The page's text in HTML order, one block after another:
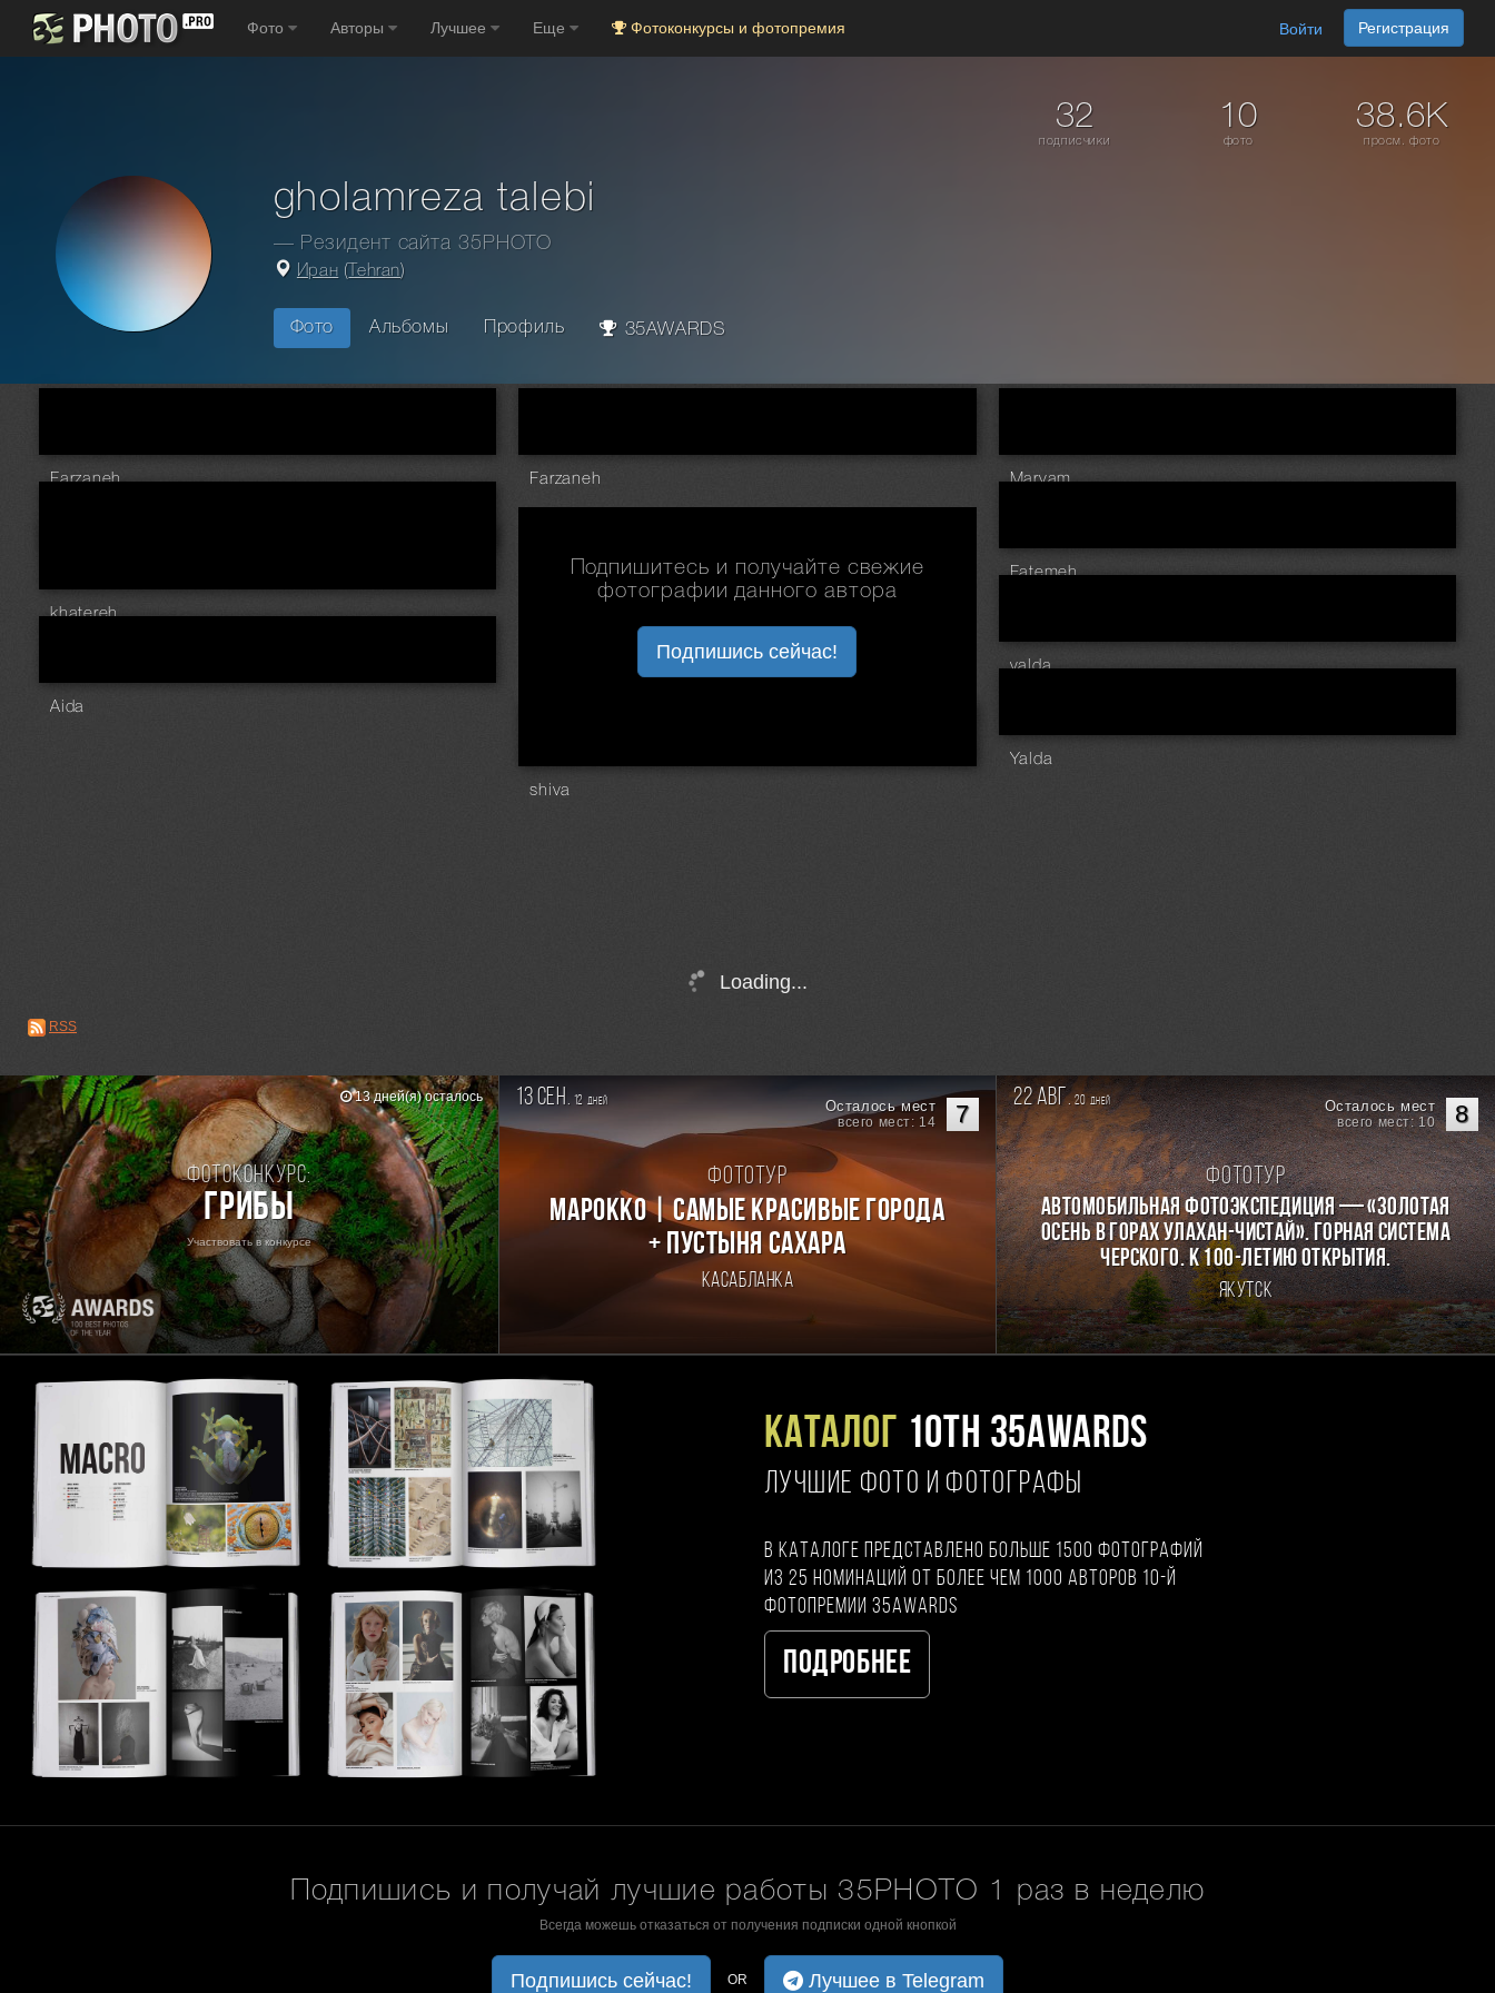
Фото Авторы Лучшее Еще Фотоконкурсы и фотопремия Войти Регистрация
32
подписчики
10
фото
38.6K
просм. фото
gholamreza talebi
— Резидент сайта 35PHOTO
Иран ( Tehran)
Фото Альбомы Профиль 35AWARDS
Farzaneh Farzaneh Maryam
Подпишитесь и получайте свежие
фотографии данного автора
Подпишись сейчас!
Fatemeh
khatereh
yalda
Aida
Yalda
shiva
Loading...
RSS
Фотоконкурс:
Грибы
Участвовать в конкурсе
13 дней(я) осталось 13 сен. 12 дней 7
Осталось мест
всего мест: 14
Фототур
Марокко | Самые красивые города
+ пустыня Сахара
Касабланка
22 авг. 20дней 8
Осталось мест
всего мест: 10
Фототур
Автомобильная фотоэкспедиция — «Золотая
осень в горах Улахан-Чистай». Горная система
Черского. К 100-летию открытия.
Якутск
Каталог 10TH 35AWARDS
ЛУЧШИЕ ФОТО И ФОТОГРАФЫ
В каталоге представлено больше 1500 фотографий
из 25 номинаций от более чем 1000 авторов 10-й
фотопремии 35AWARDS
Подробнее
Подпишись и получай лучшие работы 35PHOTO 1 раз в неделю
Всегда можешь отказаться от получения подписки одной кнопкой
Подпишись сейчас! OR Лучшее в Telegram